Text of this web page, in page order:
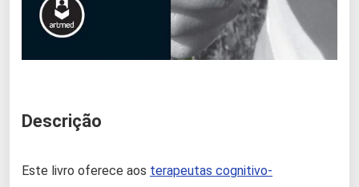
Descrição
Este livro oferece aos terapeutas cognitivo-